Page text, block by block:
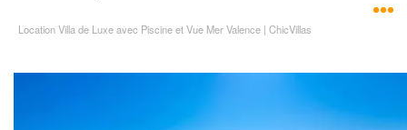
Location Villa de Luxe avec Piscine et Vue Mer Valence | ChicVillas